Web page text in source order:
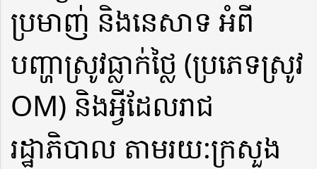
ប្រមាញ់​ និងនេសាទ​ អំពី
បញ្ហាស្រូវធ្លាក់ថ្លៃ​ (ប្រភេទស្រូវ​
OM) និងអ្វីដែលរាជ
រដ្ឋាភិបាល​ តាមរយ:ក្រសួង